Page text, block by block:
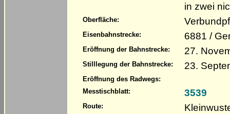
in zwei
Oberfläche:
Eisenbahnstrecke: 6881 /
Eröffnung der Bahnstrecke: 27.
Stilllegung der Bahnstrecke: 23.
Eröffnung des Radwegs:
Messtischblatt:
3539
Route: